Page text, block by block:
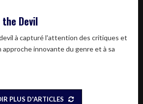
Devil
à capturé l'attention des critiques et
approche innovante du genre et à sa
PLUS D'ARTICLES